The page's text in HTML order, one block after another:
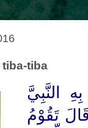
tiba
النَّبِيَّ
تَقُوْمُ